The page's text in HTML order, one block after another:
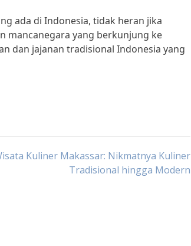
ada di Indonesia, tidak heran jika
mancanegara yang berkunjung ke
dan jajanan tradisional Indonesia yang
Kuliner Makassar: Nikmatnya Kuliner
Tradisional hingga Modern